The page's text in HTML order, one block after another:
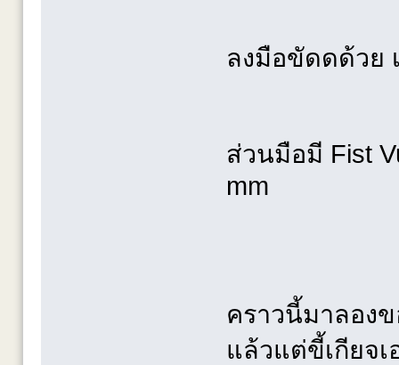
ลงมือขัดดด้วย
ส่วนมือมี Fist
mm
คราวนี้มาลอง
แล้วแต่ขี้เกียจ